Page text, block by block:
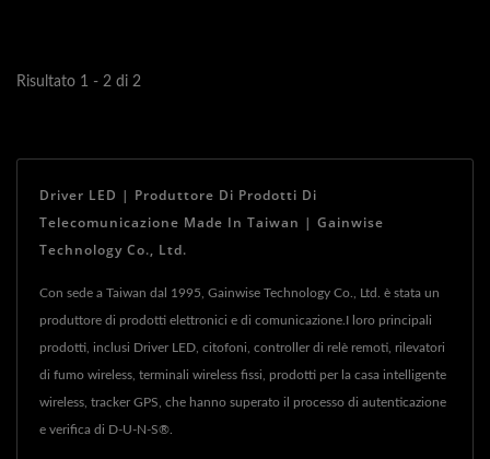
Risultato 1 - 2 di 2
Driver LED | Produttore Di Prodotti Di
Telecomunicazione Made In Taiwan | Gainwise
Technology Co., Ltd.
Con sede a Taiwan dal 1995, Gainwise Technology Co., Ltd. è stata un
produttore di prodotti elettronici e di comunicazione.I loro principali
prodotti, inclusi Driver LED, citofoni, controller di relè remoti, rilevatori
di fumo wireless, terminali wireless fissi, prodotti per la casa intelligente
wireless, tracker GPS, che hanno superato il processo di autenticazione
e verifica di D-U-N-S®.